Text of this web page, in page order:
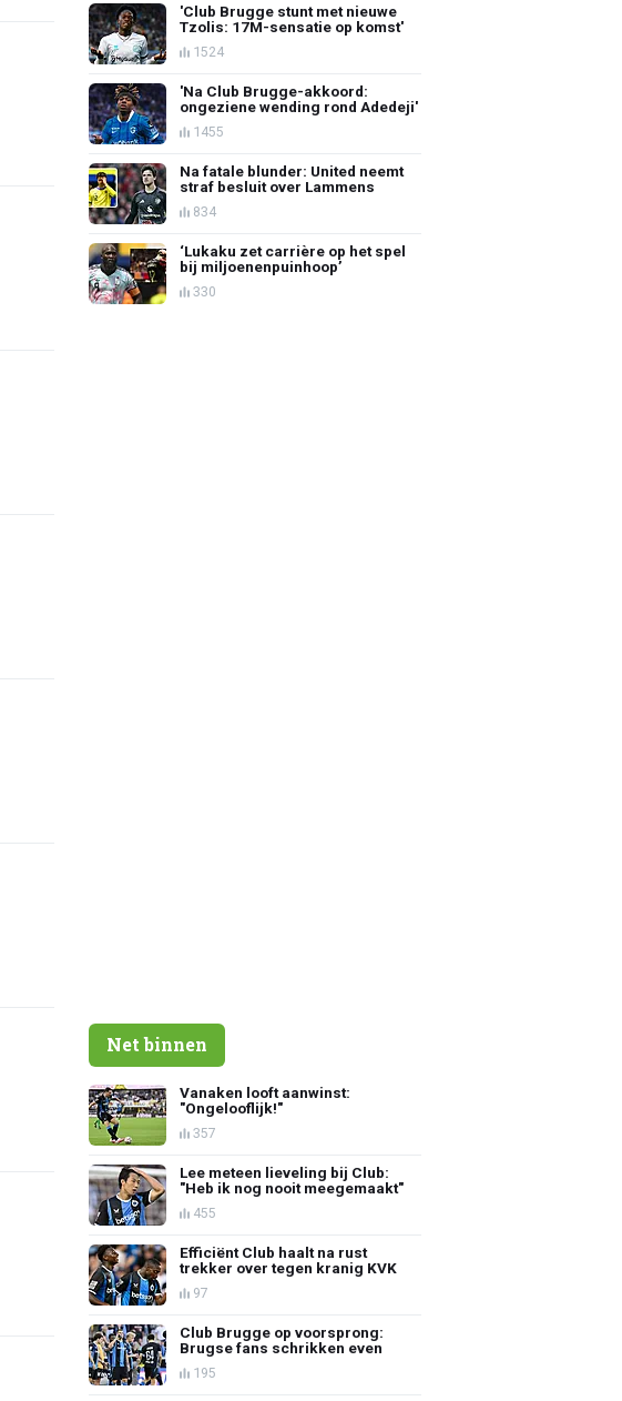
'Club Brugge stunt met nieuwe
Tzolis: 17M-sensatie op komst'
1524
'Na Club Brugge-akkoord:
ongeziene wending rond Adedeji'
1455
Na fatale blunder: United neemt
straf besluit over Lammens
834
‘Lukaku zet carrière op het spel
bij miljoenenpuinhoop’
330
Net binnen
Vanaken looft aanwinst:
"Ongelooflijk!"
357
Lee meteen lieveling bij Club:
"Heb ik nog nooit meegemaakt"
455
Efficiënt Club haalt na rust
trekker over tegen kranig KVK
97
Club Brugge op voorsprong:
Brugse fans schrikken even
195